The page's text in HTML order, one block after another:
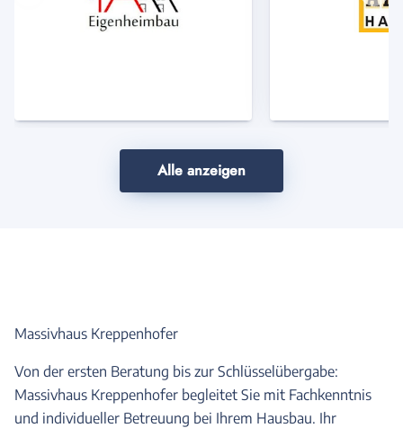
Alle anzeigen
Massivhaus Kreppenhofer
Von der ersten Beratung bis zur Schlüsselübergabe:
Massivhaus Kreppenhofer begleitet Sie mit Fachkenntnis
und individueller Betreuung bei Ihrem Hausbau. Ihr